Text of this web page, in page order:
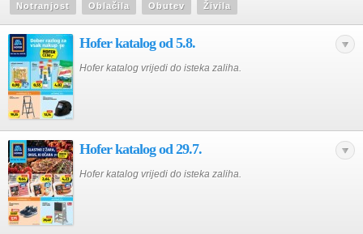
Notranjost Oblačila Obutev Živila
Hofer katalog od 5.8.
Hofer katalog vrijedi do isteka zaliha.
Hofer katalog od 29.7.
Hofer katalog vrijedi do isteka zaliha.